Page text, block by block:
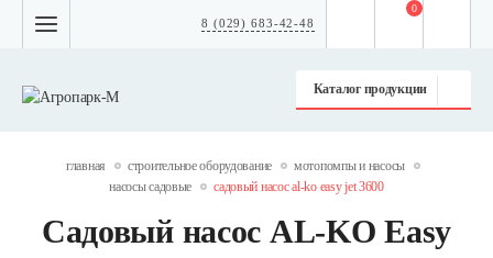
8 (029) 683-42-48
Каталог продукции
0
главная строительное оборудование
мотопомпы и насосы
насосы садовые
садовый насос al-ko easy jet 3600
Садовый насос AL-KO Easy